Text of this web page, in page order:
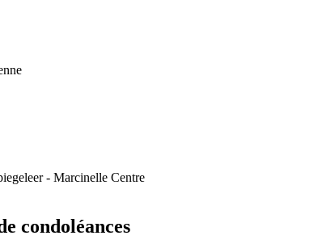
- Marcinelle Centre
condoléances